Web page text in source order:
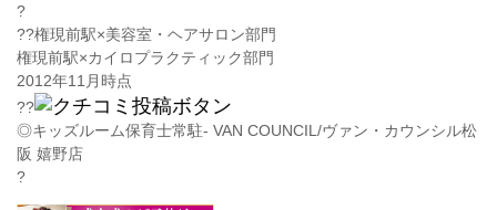
?
??権現前駅×美容室・ヘアサロン部門
権現前駅×カイロプラクティック部門
2012年11月時点
??
◎キッズルーム保育士常駐- VAN COUNCIL/ヴァン・カウンシル松
阪 嬉野店
?